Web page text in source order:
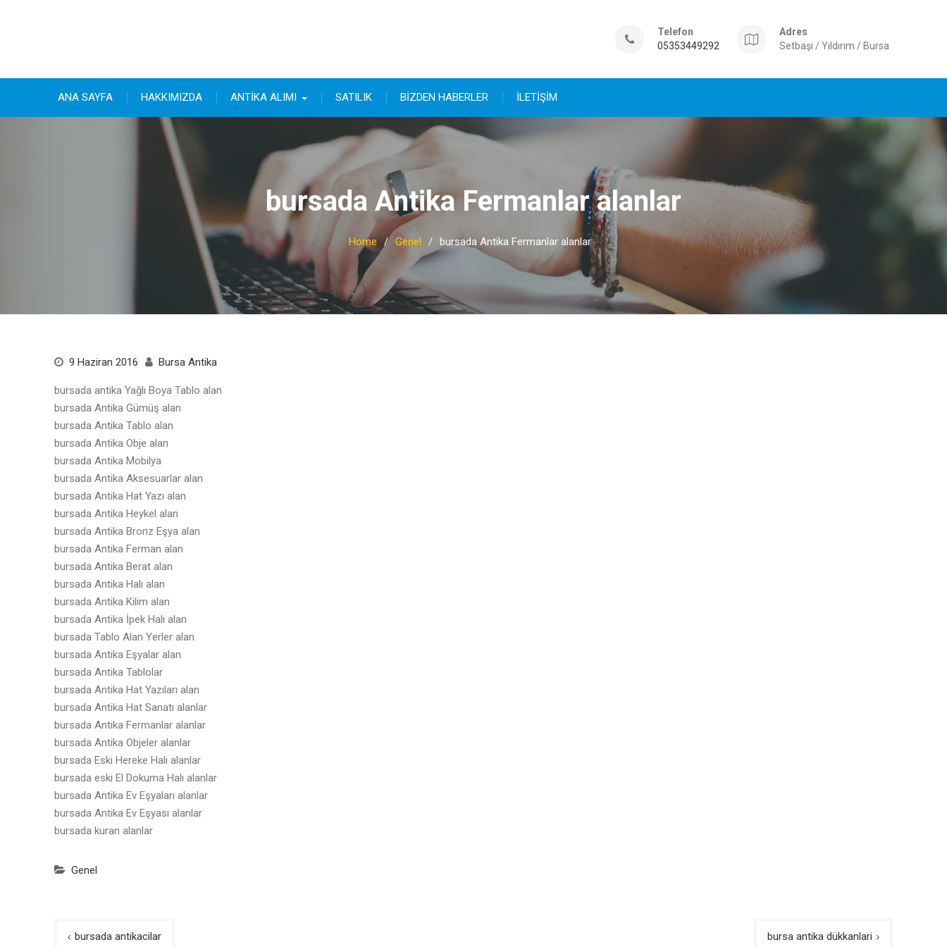
Telefon
05353449292
Adres
Setbaşı / Yıldırım / Bursa
ANA SAYFA HAKKIMIZDA ANTİKA ALIMI SATILIK BİZDEN HABERLER İLETİŞİM
bursada Antika Fermanlar alanlar
Home Genel bursada Antika Fermanlar alanlar
9 Haziran 2016 Bursa Antika
bursada antika Yağlı Boya Tablo alan
bursada Antika Gümüş alan
bursada Antika Tablo alan
bursada Antika Obje alan
bursada Antika Mobilya
bursada Antika Aksesuarlar alan
bursada Antika Hat Yazı alan
bursada Antika Heykel alan
bursada Antika Bronz Eşya alan
bursada Antika Ferman alan
bursada Antika Berat alan
bursada Antika Halı alan
bursada Antika Kilim alan
bursada Antika İpek Halı alan
bursada Tablo Alan Yerler alan
bursada Antika Eşyalar alan
bursada Antika Tablolar
bursada Antika Hat Yazıları alan
bursada Antika Hat Sanatı alanlar
bursada Antika Fermanlar alanlar
bursada Antika Objeler alanlar
bursada Eski Hereke Halı alanlar
bursada eski El Dokuma Halı alanlar
bursada Antika Ev Eşyaları alanlar
bursada Antika Ev Eşyası alanlar
bursada kuran alanlar
Genel
Yazıbursada antikacilar bursa antika dükkanlari